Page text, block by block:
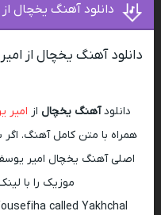
دانلود آهنگ یخچال
دانلود آهنگ یخچال از
دانلودآهنگ یخچال از امیر
همراه با متن کامل آهنگ.
اصلی آهنگ یخچال امیر
موزیک را با
called Yakhchal